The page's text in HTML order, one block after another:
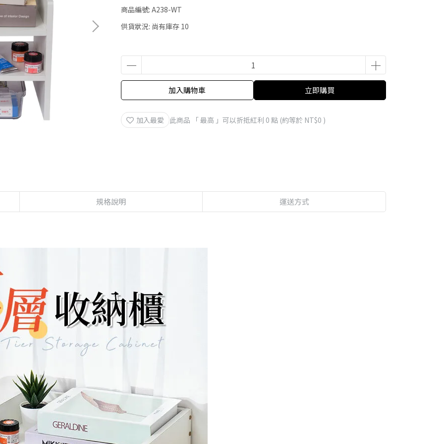
商品編號: A238-WT
供貨狀況: 尚有庫存 10
加入購物車 立即購買
加入最愛 此商品 「 最高 」可以折抵紅利 0 點 (約等於 NT$0 )
規格說明 運送方式